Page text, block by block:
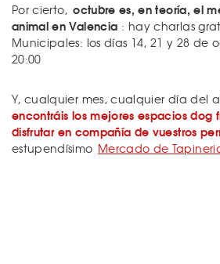
Por cierto, octubre es, en teoría, el
animal en Valencia : hay charlas
Municipales: los días 14, 21 y 28 de
20:00
Y, cualquier mes, cualquier día del
encontráis los mejores espacios dog
disfrutar en compañía de vuestros
estupendísimo Mercado de